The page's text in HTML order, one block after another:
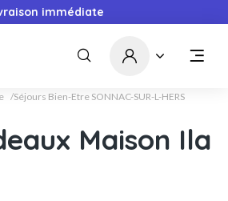
immédiate
Séjours Bien-Etre SONNAC-SUR-L-HERS
Maison Ila